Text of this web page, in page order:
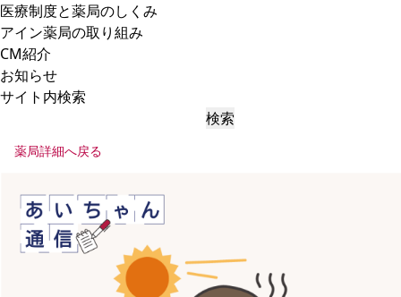
医療制度と薬局のしくみ
アイン薬局の取り組み
CM紹介
お知らせ
サイト内検索
検索
薬局詳細へ戻る